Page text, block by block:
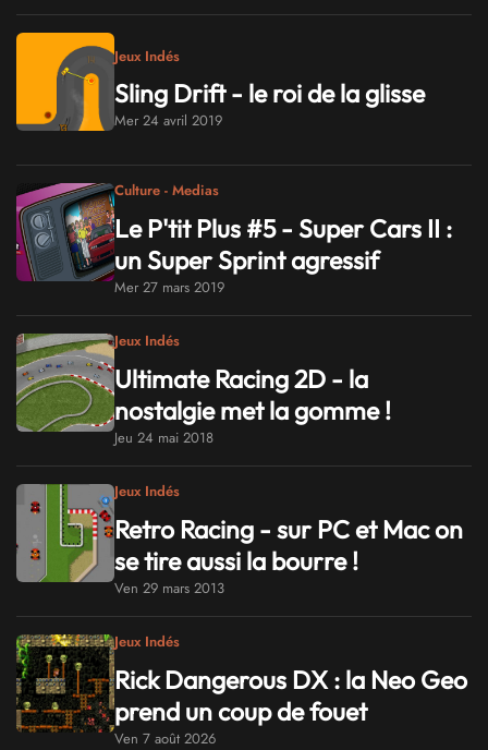
Jeux Indés
Sling Drift - le roi de la glisse
Mer 24 avril 2019
Culture - Medias
Le P'tit Plus #5 - Super Cars II :
un Super Sprint agressif
Mer 27 mars 2019
Jeux Indés
Ultimate Racing 2D - la
nostalgie met la gomme !
Jeu 24 mai 2018
Jeux Indés
Retro Racing - sur PC et Mac on
se tire aussi la bourre !
Ven 29 mars 2013
Jeux Indés
Rick Dangerous DX : la Neo Geo
prend un coup de fouet
Ven 7 août 2026